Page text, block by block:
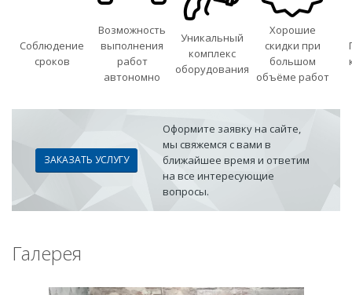
Соблюдение
сроков
Возможность
выполнения
работ
автономно
Уникальный
комплекс
оборудования
Хорошие
скидки при
большом
объёме работ
ЗАКАЗАТЬ УСЛУГУ
Оформите заявку на сайте,
мы свяжемся с вами в
ближайшее время и ответим
на все интересующие
вопросы.
Галерея